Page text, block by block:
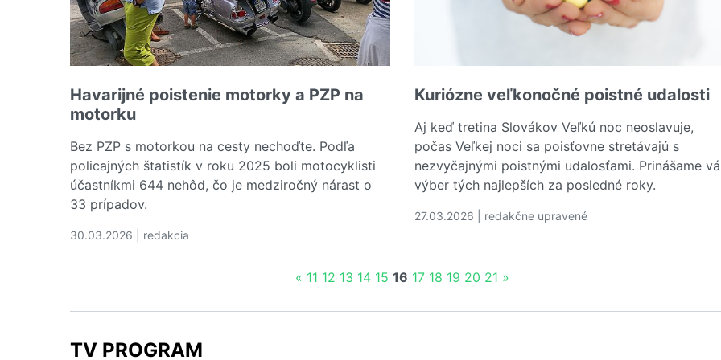
Havarijné poistenie motorky a PZP na
motorku
Bez PZP s motorkou na cesty nechoďte. Podľa
policajných štatistík v roku 2025 boli motocyklisti
účastníkmi 644 nehôd, čo je medziročný nárast o
33 prípadov.
30.03.2026 | redakcia
Kuriózne veľkonočné poistné udalosti
Aj keď tretina Slovákov Veľkú noc neoslavuje,
počas Veľkej noci sa poisťovne stretávajú s
nezvyčajnými poistnými udalosťami. Prinášame
výber tých najlepších za posledné roky.
27.03.2026 | redakčne upravené
« 11 12 13 14 15 16 17 18 19 20 21 »
TV PROGRAM